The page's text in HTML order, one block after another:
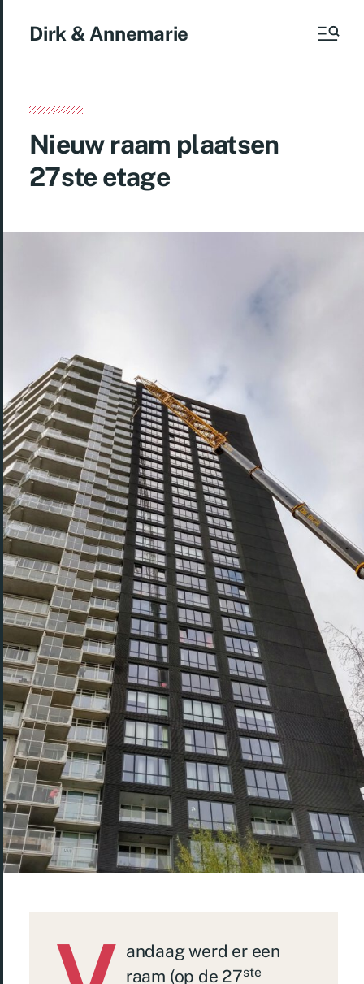
Dirk & Annemarie
Nieuw raam plaatsen
27ste etage
andaag werd er een
raam (op de 27ste